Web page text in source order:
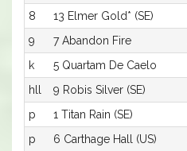
8
13 Elmer Gold* (SE)
9
7 Abandon Fire
k
5 Quartam De Caelo
hll
9 Robis Silver (SE)
p
1 Titan Rain (SE)
p
6 Carthage Hall (US)